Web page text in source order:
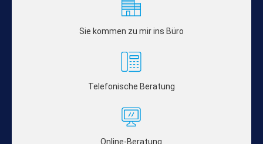
Sie kommen zu mir ins Büro
Telefonische Beratung
Online-Beratung